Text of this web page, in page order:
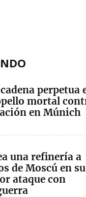
perpetua
mortal
en Múnich
una refinería a
de Moscú en su
ataque con